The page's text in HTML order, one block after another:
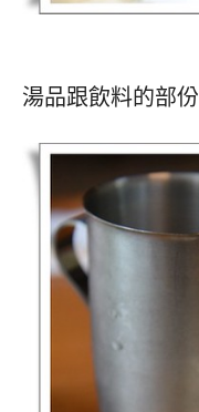
湯品跟飲料的部份